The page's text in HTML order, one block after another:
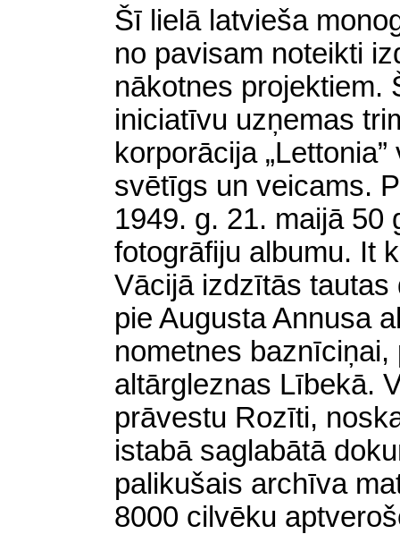
Šī lielā latvieša
no pavisam noteikti
nākotnes projektiem.
iniciatīvu uzņemas
korporācija
svētīgs un veicams.
1949. g. 21. maijā 50
fotogrāfiju albumu. It
Vācijā izdzītās tautas
pie Augusta Annusa
nometnes
altārgleznas Lībekā.
prāvestu Rozīti,
istabā saglabātā
palikušais archīva
8000 cilvēku